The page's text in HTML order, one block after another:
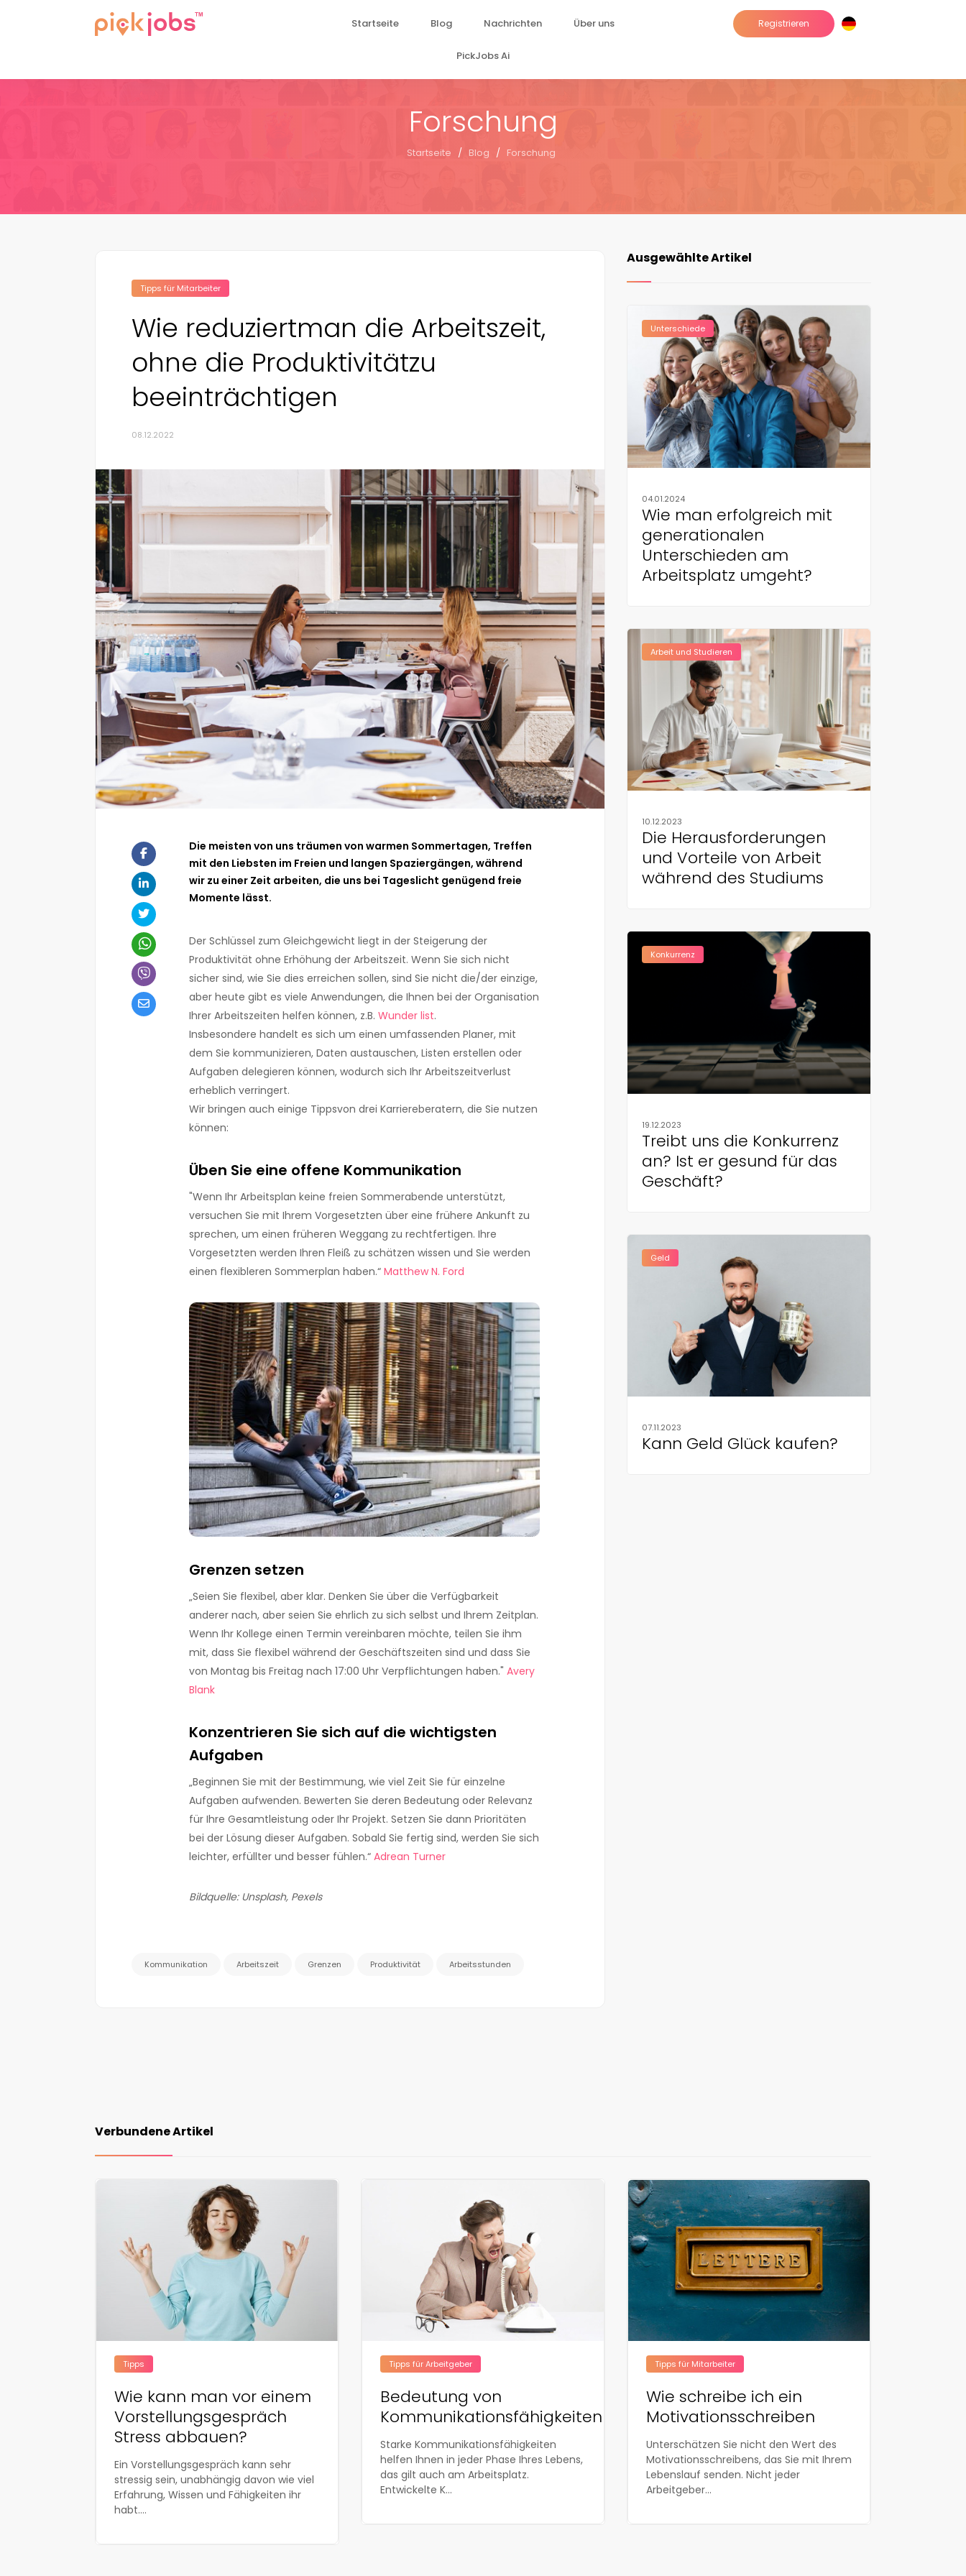
Startseite Blog Nachrichten Über uns
PickJobs Ai
Registrieren
Forschung
Startseite / Blog / Forschung
Tipps für Mitarbeiter
Wie reduziertman die Arbeitszeit,
ohne die Produktivitätzu
beeinträchtigen
08.12.2022
Die meisten von uns träumen von warmen Sommertagen, Treffen
mit den Liebsten im Freien und langen Spaziergängen, während
wir zu einer Zeit arbeiten, die uns bei Tageslicht genügend freie
Momente lässt.
Der Schlüssel zum Gleichgewicht liegt in der Steigerung der
Produktivität ohne Erhöhung der Arbeitszeit. Wenn Sie sich nicht
sicher sind, wie Sie dies erreichen sollen, sind Sie nicht die/der einzige,
aber heute gibt es viele Anwendungen, die Ihnen bei der Organisation
Ihrer Arbeitszeiten helfen können, z.B. Wunder list.
Insbesondere handelt es sich um einen umfassenden Planer, mit
dem Sie kommunizieren, Daten austauschen, Listen erstellen oder
Aufgaben delegieren können, wodurch sich Ihr Arbeitszeitverlust
erheblich verringert.
Wir bringen auch einige Tippsvon drei Karriereberatern, die Sie nutzen
können:
Üben Sie eine offene Kommunikation
"Wenn Ihr Arbeitsplan keine freien Sommerabende unterstützt,
versuchen Sie mit Ihrem Vorgesetzten über eine frühere Ankunft zu
sprechen, um einen früheren Weggang zu rechtfertigen. Ihre
Vorgesetzten werden Ihren Fleiß zu schätzen wissen und Sie werden
einen flexibleren Sommerplan haben.“ MatthewN. Ford
Grenzen setzen
„Seien Sie flexibel, aber klar. Denken Sie über die Verfügbarkeit
anderer nach, aber seien Sie ehrlich zu sich selbst und Ihrem Zeitplan.
Wenn Ihr Kollege einen Termin vereinbaren möchte, teilen Sie ihm
mit, dass Sie flexibel während der Geschäftszeiten sind und dass Sie
von Montag bis Freitag nach 17:00 Uhr Verpflichtungen haben." Avery
Blank
Konzentrieren Sie sich auf die wichtigsten
Aufgaben
„Beginnen Sie mit der Bestimmung, wie viel Zeit Sie für einzelne
Aufgaben aufwenden. Bewerten Sie deren Bedeutung oder Relevanz
für Ihre Gesamtleistung oder Ihr Projekt. Setzen Sie dann Prioritäten
bei der Lösung dieser Aufgaben. Sobald Sie fertig sind, werden Sie sich
leichter, erfüllter und besser fühlen.“ Adrean Turner
Bildquelle: Unsplash, Pexels
Kommunikation Arbeitszeit Grenzen Produktivität Arbeitsstunden
Ausgewählte Artikel
Unterschiede
04.01.2024
Wie man erfolgreich mit
generationalen
Unterschieden am
Arbeitsplatz umgeht?
Arbeit und Studieren
10.12.2023
Die Herausforderungen
und Vorteile von Arbeit
während des Studiums
Konkurrenz
19.12.2023
Treibt uns die Konkurrenz
an? Ist er gesund für das
Geschäft?
Geld
07.11.2023
Kann Geld Glück kaufen?
Verbundene Artikel
Tipps
Wie kann man vor einem
Vorstellungsgespräch
Stress abbauen?
Ein Vorstellungsgespräch kann sehr
stressig sein, unabhängig davon wie viel
Erfahrung, Wissen und Fähigkeiten ihr
habt....
Tipps für Arbeitgeber
Bedeutung von
Kommunikationsfähigkeiten
Starke Kommunikationsfähigkeiten
helfen Ihnen in jeder Phase Ihres Lebens,
das gilt auch am Arbeitsplatz.
Entwickelte K...
Tipps für Mitarbeiter
Wie schreibe ich ein
Motivationsschreiben
Unterschätzen Sie nicht den Wert des
Motivationsschreibens, das Sie mit Ihrem
Lebenslauf senden. Nicht jeder
Arbeitgeber...